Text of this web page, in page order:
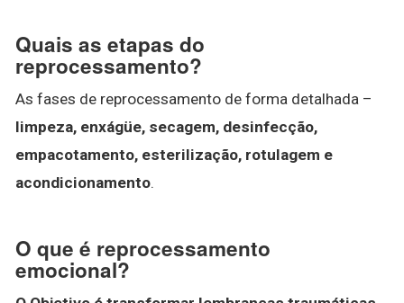
Quais as etapas do
reprocessamento?
As fases de reprocessamento de forma detalhada –
limpeza, enxágüe, secagem, desinfecção,
empacotamento, esterilização, rotulagem e
acondicionamento.
O que é reprocessamento
emocional?